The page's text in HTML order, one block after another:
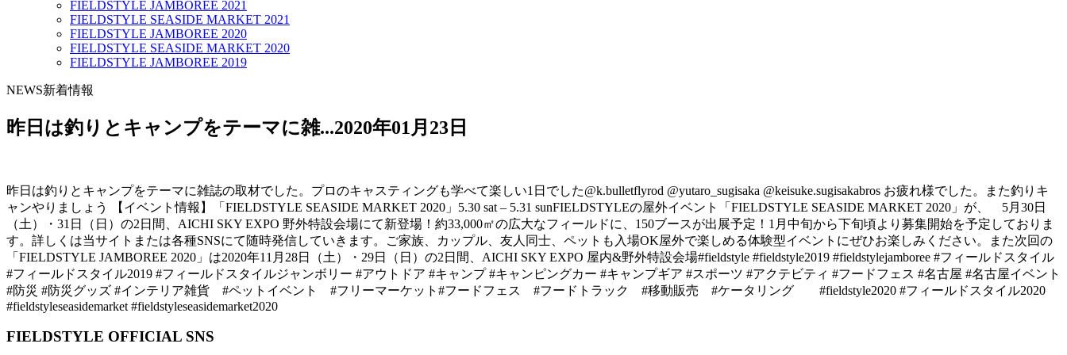
FIELDSTYLE JAMBOREE 2021
FIELDSTYLE SEASIDE MARKET 2021
FIELDSTYLE JAMBOREE 2020
FIELDSTYLE SEASIDE MARKET 2020
FIELDSTYLE JAMBOREE 2019
NEWS新着情報
昨日は釣りとキャンプをテーマに雑...2020年01月23日
昨日は釣りとキャンプをテーマに雑誌の取材でした。プロのキャスティングも学べて楽しい1日でした@k.bulletflyrod @yutaro_sugisaka @keisuke.sugisakabros お疲れ様でした。また釣りキ
ャンやりましょう 【イベント情報】 「FIELDSTYLE SEASIDE MARKET 2020」 5.30 sat – 5.31 sun FIELDSTYLEの屋外イベント 「FIELDSTYLE SEASIDE MARKET 2020」が、 5月30日
（土）・31日（日）の2日間、AICHI SKY EXPO 野外特設会場にて新登場！ 約33,000㎡の広大なフィールドに、150ブースが出展予定！ 1月中旬から下旬頃より募集開始を予定しておりま
す。 詳しくは当サイトまたは各種SNSにて随時発信していきます。ご家族、カップル、友人同士、ペットも入場OK️屋外で楽しめる体験型イベントにぜひお楽しみください。 また次回の
「FIELDSTYLE JAMBOREE 2020」は 2020年11月28日（土）・29日（日）の2日間、AICHI SKY EXPO 屋内&野外特設会場 #fieldstyle #fieldstyle2019 #fieldstylejamboree #フィールドスタイル
#フィールドスタイル2019 #フィールドスタイルジャンボリー #アウトドア #キャンプ #キャンピングカー #キャンプギア #スポーツ #アクテビティ #フードフェス #名古屋 #名古屋イベント
#防災 #防災グッズ #インテリア雑貨 #ペットイベント #フリーマーケット#フードフェス #フードトラック #移動販売 #ケータリング #fieldstyle2020 #フィールドスタイル2020
#fieldstyleseasidemarket #fieldstyleseasidemarket2020
FIELDSTYLE OFFICIAL SNS